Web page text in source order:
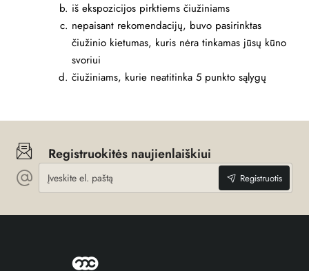
iš ekspozicijos pirktiems čiužiniams
nepaisant rekomendacijų, buvo pasirinktas
čiužinio kietumas, kuris nėra tinkamas jūsų kūno
svoriui
čiužiniams, kurie neatitinka 5 punkto sąlygų
Registruokitės naujienlaiškiui
Įveskite
el.
paštą
Registruotis